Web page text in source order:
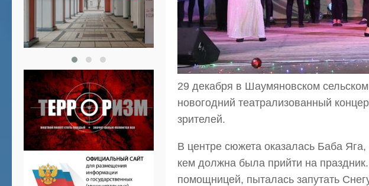
29 декабря в Шаумяновском
новогодний театрализованный
зрителей.
В центре сюжета оказалась Баба
кем должна была прийти на
помощницей, пыталась запутать